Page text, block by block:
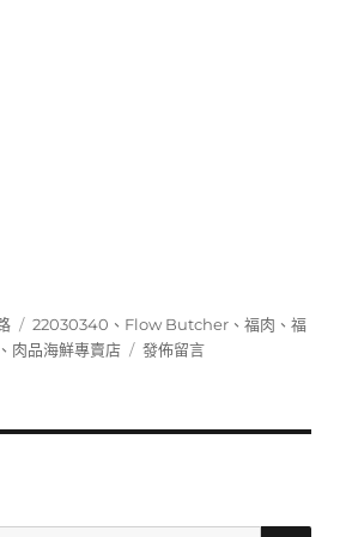
標
籤
22030340 、 Flow Butcher 、福肉 、福
、 肉品海鮮專賣店
在
發佈留言